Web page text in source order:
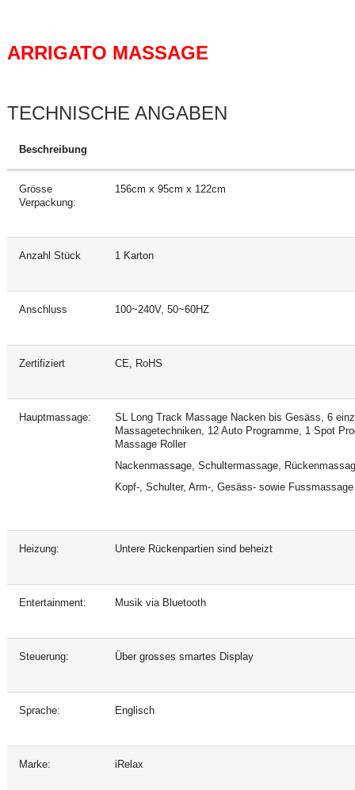
ARRIGATO MASSAGE
TECHNISCHE ANGABEN
Beschreibung
Grösse
Verpackung:
156cm x 95cm x 122cm
Anzahl Stück 1 Karton
Anschluss 100~240V, 50~60HZ
Zertifiziert CE, RoHS
Hauptmassage:
SL Long Track Massage Nacken bis Gesäss, 6
Massagetechniken, 12 Auto Programme, 1 Spot
Massage Roller
Nackenmassage, Schultermassage,
Kopf-, Schulter, Arm-, Gesäss- sowie
Heizung: Untere Rückenpartien sind beheizt
Entertainment: Musik via Bluetooth
Steuerung: Über grosses smartes Display
Sprache: Englisch
Marke: iRelax